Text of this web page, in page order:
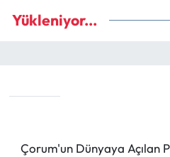
Yükleniyor...
Çorum'un Dünyaya Açılan